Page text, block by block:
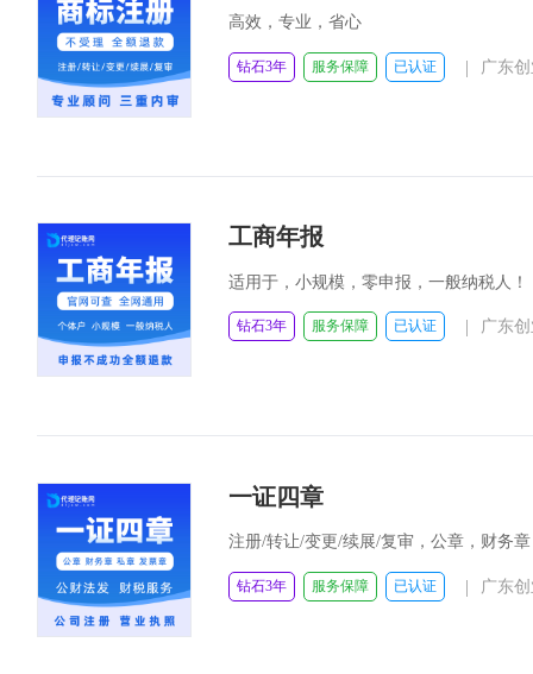
高效，专业，省心
钻石3年 服务保障 已认证 | 广东
工商年报
适用于，小规模，零申报，一般纳税人！
钻石3年 服务保障 已认证 广东
一证四章
注册/转让/变更/续展/复审，公章，财务
钻石3年 服务保障 已认证 | 广东